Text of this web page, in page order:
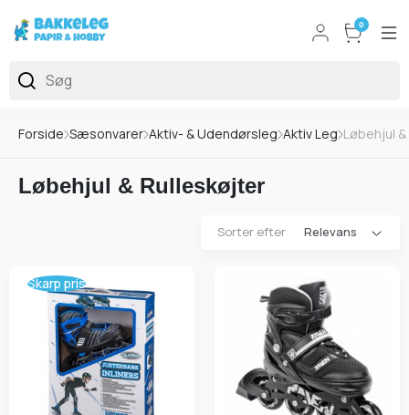
0
Forside Sæsonvarer Aktiv- & Udendørsleg Aktiv Leg Løbehjul
Løbehjul & Rulleskøjter
Sorter efter
Skarp pris